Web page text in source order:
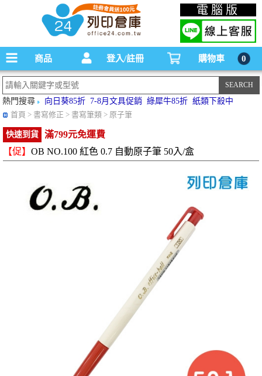
碳粉匣，墨水匣,原廠碳粉匣，副廠碳粉匣，環保碳粉匣,連續供墨印表機-office24列印
倉庫線上購物手機版
電腦版
商品 登入/註冊 購物車 0
熱門搜尋 向日葵85折 7-8月文具促銷 綠犀牛85折 紙類下殺中
首頁 > 書寫修正 > 書寫筆類 > 原子筆
快速到貨
滿799元免運費
【促】 OB NO.100 紅色 0.7 自動原子筆 50入/盒